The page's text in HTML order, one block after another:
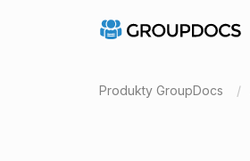
Produkty GroupDocs